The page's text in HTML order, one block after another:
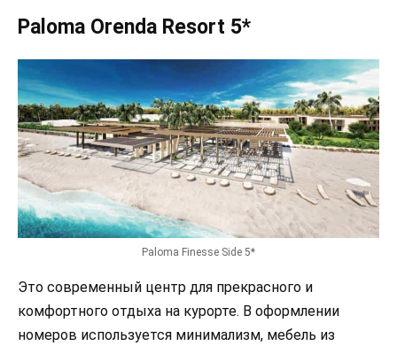
Paloma Orenda Resort 5*
Paloma Finesse Side 5*
Это современный центр для прекрасного и
комфортного отдыха на курорте. В оформлении
номеров используется минимализм, мебель из